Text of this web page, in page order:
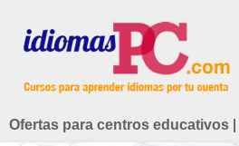
Ofertas para centros educativos